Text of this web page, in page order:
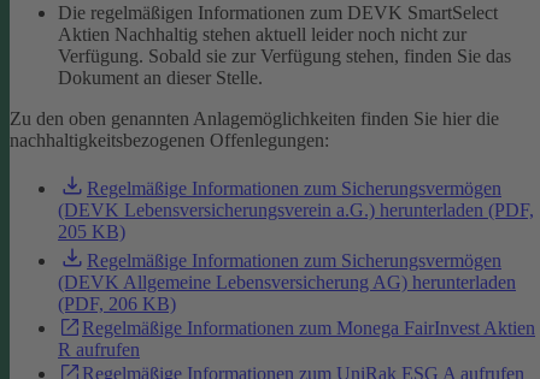
Die regelmäßigen Informationen zum DEVK SmartSelect
Aktien Nachhaltig stehen aktuell leider noch nicht zur
Verfügung. Sobald sie zur Verfügung stehen, finden Sie das
Dokument an dieser Stelle.
Zu den oben genannten Anlagemöglichkeiten finden Sie hier die
nachhaltigkeitsbezogenen Offenlegungen:
Regelmäßige Informationen zum Sicherungsvermögen
(DEVK Lebensversicherungsverein a.G.) herunterladen (PDF,
205 KB)
Regelmäßige Informationen zum Sicherungsvermögen
(DEVK Allgemeine Lebensversicherung AG) herunterladen
(PDF, 206 KB)
Regelmäßige Informationen zum Monega FairInvest Aktien
R aufrufen
Regelmäßige Informationen zum UniRak ESG A aufrufen